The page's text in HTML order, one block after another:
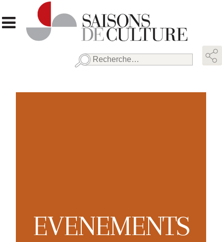
Rechercher :
EVENEMENTS